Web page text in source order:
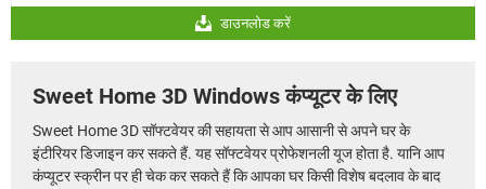
डाउनलोड करें
Sweet Home 3D Windows कंप्यूटर के लिए
Sweet Home 3D सॉफ्टवेयर की सहायता से आप आसानी से अपने घर के
इंटीरियर डिजाइन कर सकते हैं. यह सॉफ्टवेयर प्रोफेशनली यूज होता है. यानि आप
कंप्यूटर स्क्रीन पर ही चेक कर सकते हैं कि आपका घर किसी विशेष बदलाव के बाद